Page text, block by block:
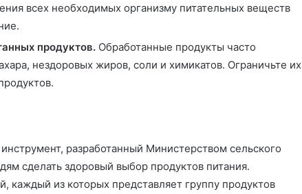
всех необходимых организму питательных веществ
продуктов. Обработанные продукты часто
нездоровых жиров, соли и химикатов. Ограничьте их
разработанный Министерством сельского
сделать здоровый выбор продуктов питания.
каждый из которых представляет группу продуктов